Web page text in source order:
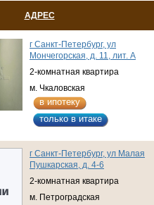
АДРЕС
г Санкт-Петербург, ул
Мончегорская, д. 11, лит. А
2-комнатная квартира
м. Чкаловская
в ипотеку
только в итаке
г Санкт-Петербург, ул Малая
Пушкарская, д. 4-6
2-комнатная квартира
м. Петроградская